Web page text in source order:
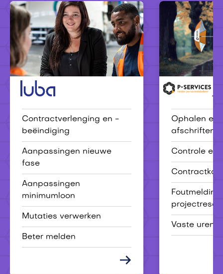
Luba
Contractverlenging en -
beëindiging
Aanpassingen nieuwe
fase
Aanpassingen
minimumloon
Mutaties verwerken
Beter melden
P-services
Ophalen en
afschriften
Controle
Foutmelding
Vaste uren